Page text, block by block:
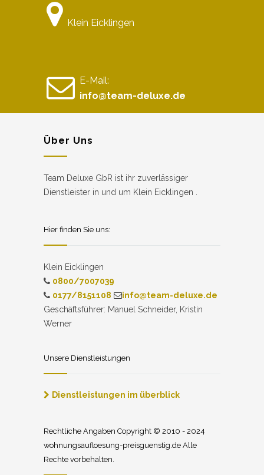
Klein Eicklingen
E-Mail:
info@team-deluxe.de
Über Uns
Team Deluxe GbR ist ihr zuverlässiger
Dienstleister in und um Klein Eicklingen .
Hier finden Sie uns:
Klein Eicklingen
0800/7007039
0177/8151108
info@team-deluxe.de
Geschäftsführer: Manuel Schneider, Kristin
Werner
Unsere Dienstleistungen
Dienstleistungen im überblick
Rechtliche Angaben Copyright © 2010 - 2024
wohnungsaufloesung-preisguenstig.de Alle
Rechte vorbehalten.